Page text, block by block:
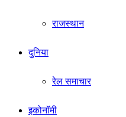
राजस्थान
दुनिया
रेल समाचार
इकोनॉमी